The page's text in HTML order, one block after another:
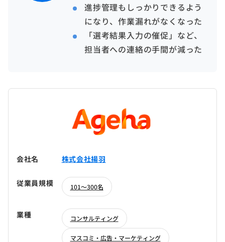
進捗管理もしっかりできるよう
になり、作業漏れがなくなった
「選考結果入力の催促」など、
担当者への連絡の手間が減った
会社名 株式会社揚羽
従業員規模 101～300名
業種 コンサルティング
マスコミ・広告・マーケティング